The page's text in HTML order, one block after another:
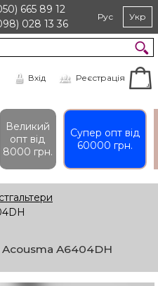
665 89 12
028 13 36
Рус Укр
Вхід Реєстрація
Великий
опт вiд
8000 грн.
Супер опт вiд
60000 грн.
Acousma A6404DH